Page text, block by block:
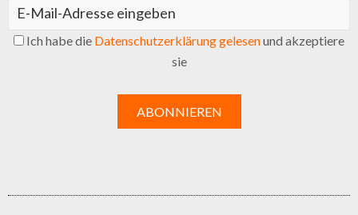
Ich habe die Datenschutzerklärung gelesenund akzeptiere
sie